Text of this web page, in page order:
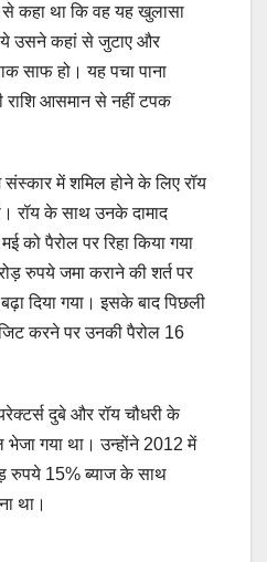
से कहा था कि वह यह खुलासा
उसने कहां से जुटाए और
साफ हो। यह पचा पाना
राशि आसमान से नहीं टपक
में शमिल होने के लिए रॉय
रॉय के साथ उनके दामाद
को पैरोल पर रिहा किया गया
रुपये जमा कराने की शर्त पर
दिया गया। इसके बाद पिछली
करने पर उनकी पैरोल 16
दुबे और रॉय चौधरी के
गया था। उन्होंने 2012 में
रुपये 15% ब्याज के साथ
था।